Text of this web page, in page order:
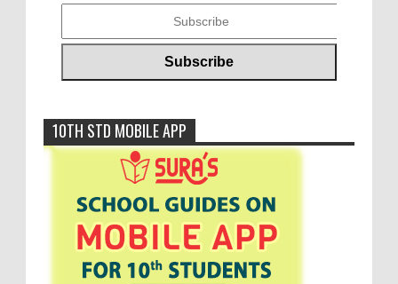
10TH STD MOBILE APP